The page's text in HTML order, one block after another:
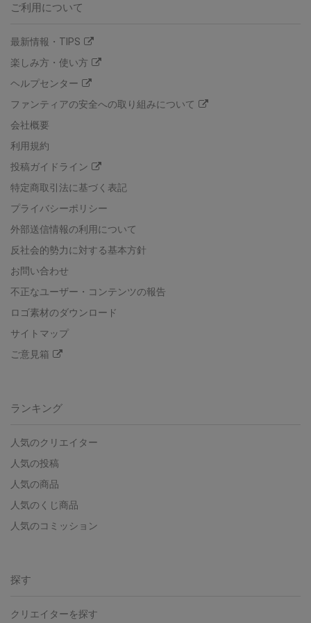
ご利用について
最新情報・TIPS
楽しみ方・使い方
ヘルプセンター
ファンティアの安全への取り組みについて
会社概要
利用規約
投稿ガイドライン
特定商取引法に基づく表記
プライバシーポリシー
外部送信情報の利用について
反社会的勢力に対する基本方針
お問い合わせ
不正なユーザー・コンテンツの報告
ロゴ素材のダウンロード
サイトマップ
ご意見箱
ランキング
人気のクリエイター
人気の投稿
人気の商品
人気のくじ商品
人気のコミッション
探す
クリエイターを探す